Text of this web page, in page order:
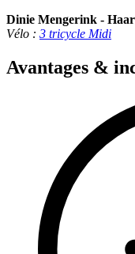
Dinie Mengerink -
Vélo : 3 tricycle Midi
Avantages &